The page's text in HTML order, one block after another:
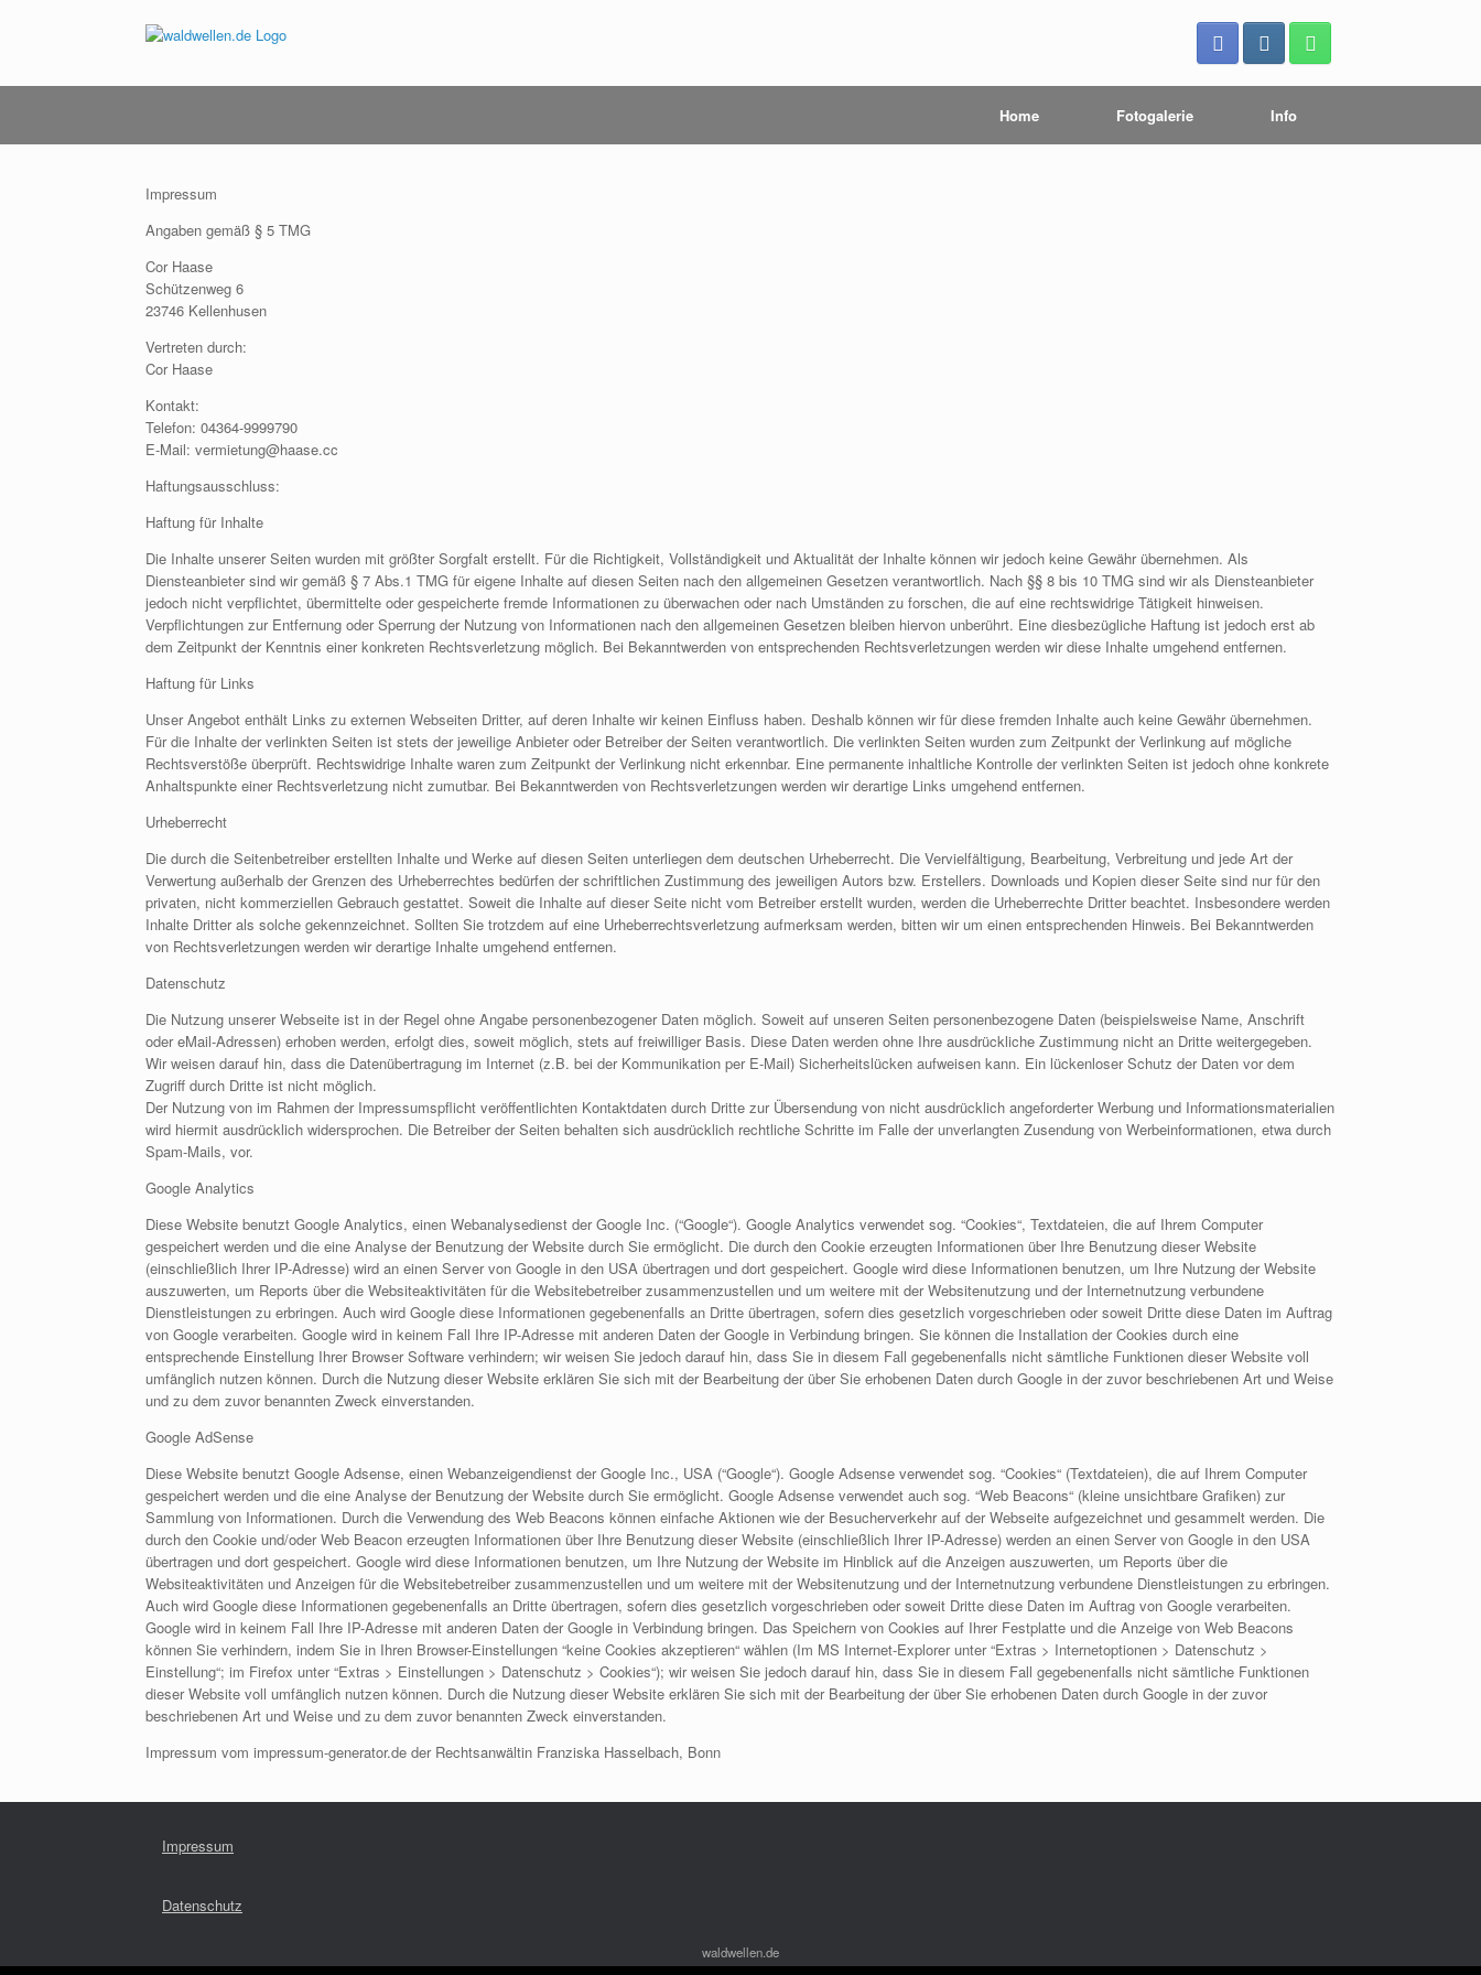
Home Fotogalerie Info
Impressum
Angaben gemäß § 5 TMG
Cor Haase
Schützenweg 6
23746 Kellenhusen
Vertreten durch:
Cor Haase
Kontakt:
Telefon: 04364-9999790
E-Mail: vermietung@haase.cc
Haftungsausschluss:
Haftung für Inhalte
Die Inhalte unserer Seiten wurden mit größter Sorgfalt erstellt. Für die Richtigkeit, Vollständigkeit und Aktualität der Inhalte können wir jedoch keine Gewähr übernehmen. Als
Diensteanbieter sind wir gemäß § 7 Abs.1 TMG für eigene Inhalte auf diesen Seiten nach den allgemeinen Gesetzen verantwortlich. Nach §§ 8 bis 10 TMG sind wir als Diensteanbieter
jedoch nicht verpflichtet, übermittelte oder gespeicherte fremde Informationen zu überwachen oder nach Umständen zu forschen, die auf eine rechtswidrige Tätigkeit hinweisen.
Verpflichtungen zur Entfernung oder Sperrung der Nutzung von Informationen nach den allgemeinen Gesetzen bleiben hiervon unberührt. Eine diesbezügliche Haftung ist jedoch erst ab
dem Zeitpunkt der Kenntnis einer konkreten Rechtsverletzung möglich. Bei Bekanntwerden von entsprechenden Rechtsverletzungen werden wir diese Inhalte umgehend entfernen.
Haftung für Links
Unser Angebot enthält Links zu externen Webseiten Dritter, auf deren Inhalte wir keinen Einfluss haben. Deshalb können wir für diese fremden Inhalte auch keine Gewähr übernehmen.
Für die Inhalte der verlinkten Seiten ist stets der jeweilige Anbieter oder Betreiber der Seiten verantwortlich. Die verlinkten Seiten wurden zum Zeitpunkt der Verlinkung auf mögliche
Rechtsverstöße überprüft. Rechtswidrige Inhalte waren zum Zeitpunkt der Verlinkung nicht erkennbar. Eine permanente inhaltliche Kontrolle der verlinkten Seiten ist jedoch ohne konkrete
Anhaltspunkte einer Rechtsverletzung nicht zumutbar. Bei Bekanntwerden von Rechtsverletzungen werden wir derartige Links umgehend entfernen.
Urheberrecht
Die durch die Seitenbetreiber erstellten Inhalte und Werke auf diesen Seiten unterliegen dem deutschen Urheberrecht. Die Vervielfältigung, Bearbeitung, Verbreitung und jede Art der
Verwertung außerhalb der Grenzen des Urheberrechtes bedürfen der schriftlichen Zustimmung des jeweiligen Autors bzw. Erstellers. Downloads und Kopien dieser Seite sind nur für den
privaten, nicht kommerziellen Gebrauch gestattet. Soweit die Inhalte auf dieser Seite nicht vom Betreiber erstellt wurden, werden die Urheberrechte Dritter beachtet. Insbesondere werden
Inhalte Dritter als solche gekennzeichnet. Sollten Sie trotzdem auf eine Urheberrechtsverletzung aufmerksam werden, bitten wir um einen entsprechenden Hinweis. Bei Bekanntwerden
von Rechtsverletzungen werden wir derartige Inhalte umgehend entfernen.
Datenschutz
Die Nutzung unserer Webseite ist in der Regel ohne Angabe personenbezogener Daten möglich. Soweit auf unseren Seiten personenbezogene Daten (beispielsweise Name, Anschrift
oder eMail-Adressen) erhoben werden, erfolgt dies, soweit möglich, stets auf freiwilliger Basis. Diese Daten werden ohne Ihre ausdrückliche Zustimmung nicht an Dritte weitergegeben.
Wir weisen darauf hin, dass die Datenübertragung im Internet (z.B. bei der Kommunikation per E-Mail) Sicherheitslücken aufweisen kann. Ein lückenloser Schutz der Daten vor dem
Zugriff durch Dritte ist nicht möglich.
Der Nutzung von im Rahmen der Impressumspflicht veröffentlichten Kontaktdaten durch Dritte zur Übersendung von nicht ausdrücklich angeforderter Werbung und Informationsmaterialien
wird hiermit ausdrücklich widersprochen. Die Betreiber der Seiten behalten sich ausdrücklich rechtliche Schritte im Falle der unverlangten Zusendung von Werbeinformationen, etwa durch
Spam-Mails, vor.
Google Analytics
Diese Website benutzt Google Analytics, einen Webanalysedienst der Google Inc. (“Google“). Google Analytics verwendet sog. “Cookies“, Textdateien, die auf Ihrem Computer
gespeichert werden und die eine Analyse der Benutzung der Website durch Sie ermöglicht. Die durch den Cookie erzeugten Informationen über Ihre Benutzung dieser Website
(einschließlich Ihrer IP-Adresse) wird an einen Server von Google in den USA übertragen und dort gespeichert. Google wird diese Informationen benutzen, um Ihre Nutzung der Website
auszuwerten, um Reports über die Websiteaktivitäten für die Websitebetreiber zusammenzustellen und um weitere mit der Websitenutzung und der Internetnutzung verbundene
Dienstleistungen zu erbringen. Auch wird Google diese Informationen gegebenenfalls an Dritte übertragen, sofern dies gesetzlich vorgeschrieben oder soweit Dritte diese Daten im Auftrag
von Google verarbeiten. Google wird in keinem Fall Ihre IP-Adresse mit anderen Daten der Google in Verbindung bringen. Sie können die Installation der Cookies durch eine
entsprechende Einstellung Ihrer Browser Software verhindern; wir weisen Sie jedoch darauf hin, dass Sie in diesem Fall gegebenenfalls nicht sämtliche Funktionen dieser Website voll
umfänglich nutzen können. Durch die Nutzung dieser Website erklären Sie sich mit der Bearbeitung der über Sie erhobenen Daten durch Google in der zuvor beschriebenen Art und Weise
und zu dem zuvor benannten Zweck einverstanden.
Google AdSense
Diese Website benutzt Google Adsense, einen Webanzeigendienst der Google Inc., USA (“Google“). Google Adsense verwendet sog. “Cookies“ (Textdateien), die auf Ihrem Computer
gespeichert werden und die eine Analyse der Benutzung der Website durch Sie ermöglicht. Google Adsense verwendet auch sog. “Web Beacons“ (kleine unsichtbare Grafiken) zur
Sammlung von Informationen. Durch die Verwendung des Web Beacons können einfache Aktionen wie der Besucherverkehr auf der Webseite aufgezeichnet und gesammelt werden. Die
durch den Cookie und/oder Web Beacon erzeugten Informationen über Ihre Benutzung dieser Website (einschließlich Ihrer IP-Adresse) werden an einen Server von Google in den USA
übertragen und dort gespeichert. Google wird diese Informationen benutzen, um Ihre Nutzung der Website im Hinblick auf die Anzeigen auszuwerten, um Reports über die
Websiteaktivitäten und Anzeigen für die Websitebetreiber zusammenzustellen und um weitere mit der Websitenutzung und der Internetnutzung verbundene Dienstleistungen zu erbringen.
Auch wird Google diese Informationen gegebenenfalls an Dritte übertragen, sofern dies gesetzlich vorgeschrieben oder soweit Dritte diese Daten im Auftrag von Google verarbeiten.
Google wird in keinem Fall Ihre IP-Adresse mit anderen Daten der Google in Verbindung bringen. Das Speichern von Cookies auf Ihrer Festplatte und die Anzeige von Web Beacons
können Sie verhindern, indem Sie in Ihren Browser-Einstellungen “keine Cookies akzeptieren“ wählen (Im MS Internet-Explorer unter “Extras > Internetoptionen > Datenschutz >
Einstellung“; im Firefox unter “Extras > Einstellungen > Datenschutz > Cookies“); wir weisen Sie jedoch darauf hin, dass Sie in diesem Fall gegebenenfalls nicht sämtliche Funktionen
dieser Website voll umfänglich nutzen können. Durch die Nutzung dieser Website erklären Sie sich mit der Bearbeitung der über Sie erhobenen Daten durch Google in der zuvor
beschriebenen Art und Weise und zu dem zuvor benannten Zweck einverstanden.
Impressum vom impressum-generator.de der Rechtsanwältin Franziska Hasselbach, Bonn
Impressum
Datenschutz
waldwellen.de